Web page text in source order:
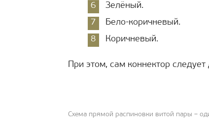
Зелёный.
Бело-коричневый.
Коричневый.
При этом, сам коннектор
Схема прямой распиновки витой пары –